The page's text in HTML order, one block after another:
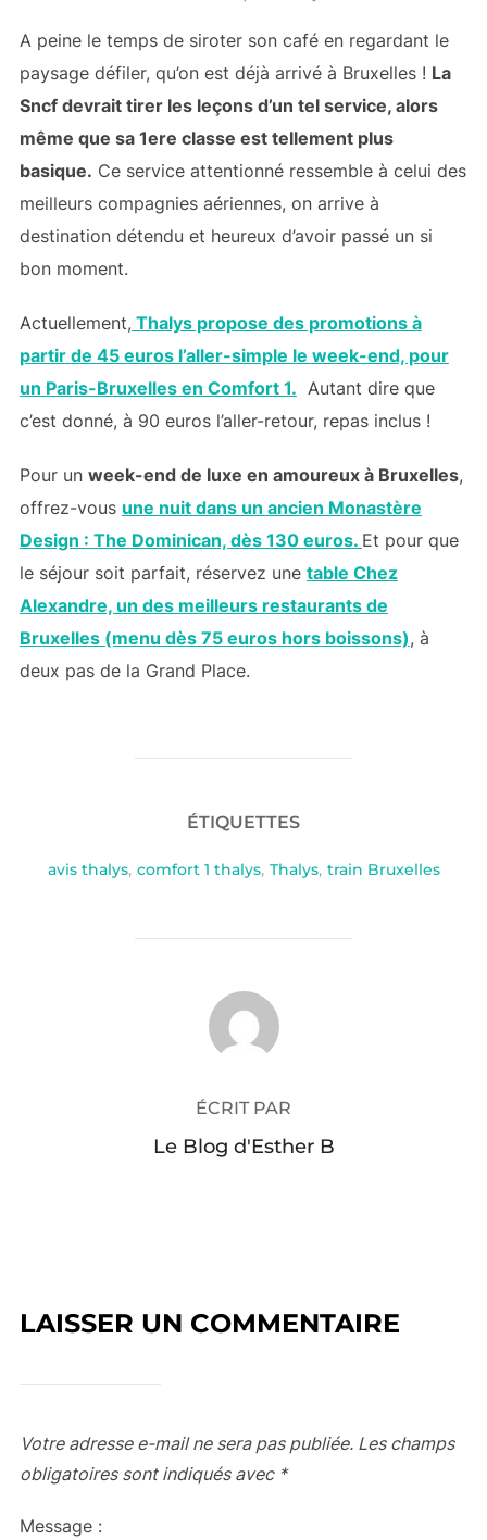
A peine le temps de siroter son café en regardant le
paysage défiler, qu’on est déjà arrivé à Bruxelles ! La
Sncf devrait tirer les leçons d’un tel service, alors
même que sa 1ere classe est tellement plus
basique. Ce service attentionné ressemble à celui des
meilleurs compagnies aériennes, on arrive à
destination détendu et heureux d’avoir passé un si
bon moment.
Actuellement, Thalys propose des promotions à
partir de 45 euros l’aller-simple le week-end, pour
un Paris-Bruxelles en Comfort 1. Autant dire que
c’est donné, à 90 euros l’aller-retour, repas inclus !
Pour un week-end de luxe en amoureux à Bruxelles,
offrez-vous une nuit dans un ancien Monastère
Design : The Dominican, dès 130 euros. Et pour que
le séjour soit parfait, réservez une table Chez
Alexandre, un des meilleurs restaurants de
Bruxelles (menu dès 75 euros hors boissons), à
deux pas de la Grand Place.
ÉTIQUETTES
avis thalys, comfort 1 thalys, Thalys, train Bruxelles
AUTEUR DE LA PUBLICATION
ÉCRIT PAR
Le Blog d'Esther B
LAISSER UN COMMENTAIRE
Votre adresse e-mail ne sera pas publiée. Les champs
obligatoires sont indiqués avec *
Message :